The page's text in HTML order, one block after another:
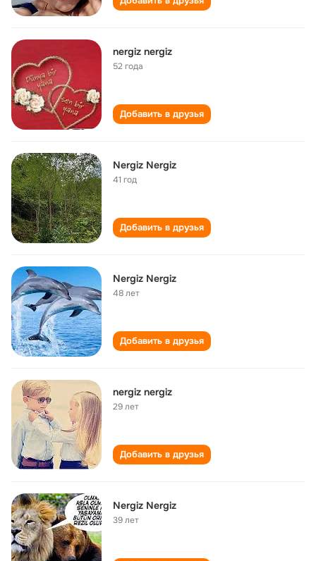
nergiz nergiz
52 года
Добавить в друзья
Nergiz Nergiz
41 год
Добавить в друзья
Nergiz Nergiz
48 лет
Добавить в друзья
nergiz nergiz
29 лет
Добавить в друзья
Nergiz Nergiz
39 лет